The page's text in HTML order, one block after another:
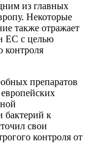
из главных
Некоторые
также отражает
ЕС с целью
контроля
препаратов
бактерий к
свои
контроля от